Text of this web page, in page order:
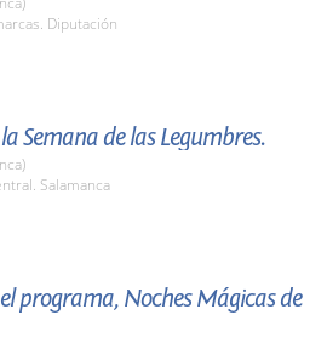
Diputación
Semana de las Legumbres.
Salamanca
programa, Noches Mágicas de